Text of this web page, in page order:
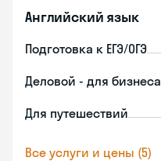
Английский язык
Подготовка к ЕГЭ/ОГЭ
Деловой - для бизнеса
Для путешествий
Все услуги и цены (5)